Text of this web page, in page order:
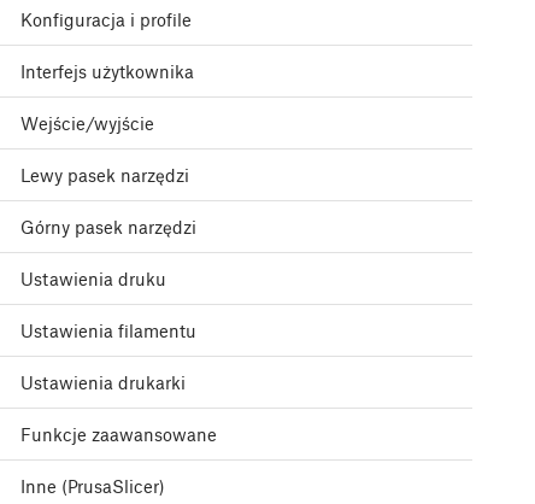
Konfiguracja i profile
Interfejs użytkownika
Wejście/wyjście
Lewy pasek narzędzi
Górny pasek narzędzi
Ustawienia druku
Ustawienia filamentu
Ustawienia drukarki
Funkcje zaawansowane
Inne (PrusaSlicer)